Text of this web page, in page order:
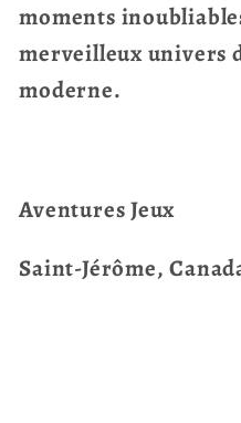
moments
merveilleux univers
moderne.
Aventures Jeux
Saint-Jérôme,